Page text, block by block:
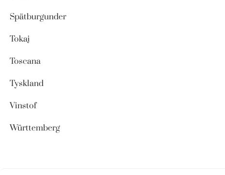
Spätburgunder
Tokaj
Toscana
Tyskland
Vinstof
Württemberg